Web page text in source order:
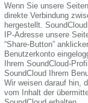
Wenn Sie unsere
direkte Verbindung
hergestellt.
IP-Adresse unsere
“Share-Button”
Benutzerkonto
Ihrem SoundCloud-
SoundCloud Ihrem
Wir weisen darauf hin,
vom Inhalt der